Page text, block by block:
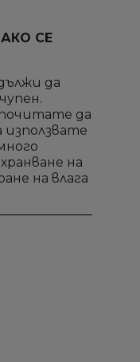
СЕ
да
да
на
на влага